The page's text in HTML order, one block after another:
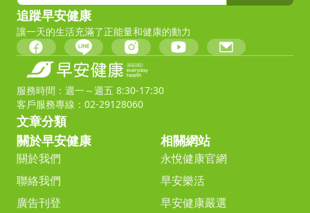
追蹤早安健康
讓一天的生活充滿了正能量和健康的動力
服務時間：週一～週五 8:30-17:30
客戶服務專線：02-29128060
文章分類
關於早安健康
關於我們
聯絡我們
廣告刊登
相關網站
永悅健康官網
早安樂活
早安健康嚴選